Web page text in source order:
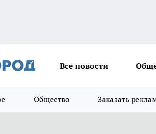
Все новости
Общество Заказать